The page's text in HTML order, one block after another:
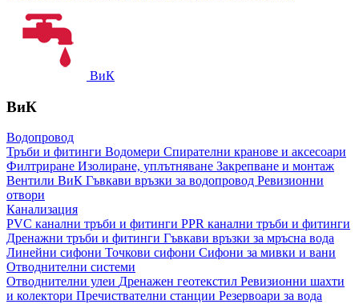
ВиК
ВиК
Водопровод
Тръби и фитинги Водомери Спирателни кранове и аксесоари
Филтриране Изолиране, уплътняване Закрепване и монтаж
Вентили ВиК Гъвкави връзки за водопровод Ревизионни
отвори
Канализация
PVC канални тръби и фитинги PPR канални тръби и фитинги
Дренажни тръби и фитинги Гъвкави връзки за мръсна вода
Линейни сифони Точкови сифони Сифони за мивки и вани
Отводнителни системи
Отводнителни улеи Дренажен геотекстил Ревизионни шахти
и колектори Пречиствателни станции Резервоари за вода